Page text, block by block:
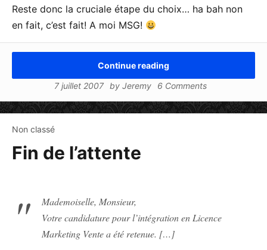
Reste donc la cruciale étape du choix… ha bah non
en fait, c’est fait! A moi MSG!
Continue reading
7 juillet 2007 by Jeremy 6 Comments
Non classé
Fin de l’attente
Mademoiselle, Monsieur,
Votre candidature pour l’intégration en Licence
Marketing Vente a été retenue. […]